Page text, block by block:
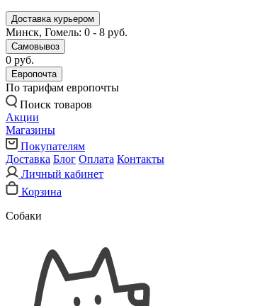
Доставка курьером
Минск, Гомель: 0 - 8 руб.
Самовывоз
0 руб.
Европочта
По тарифам европочты
Поиск товаров
Акции
Магазины
Покупателям
Доставка Блог Оплата Контакты
Личный кабинет
Корзина
Собаки